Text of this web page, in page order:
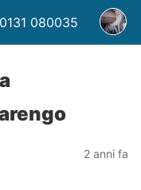
080035
2 anni fa